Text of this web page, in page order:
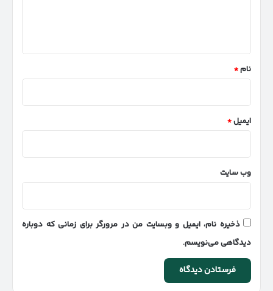
نام*
ایمیل*
وب‌ سایت
ذخیره نام، ایمیل و وبسایت من در مرورگر برای زمانی که دوباره
دیدگاهی می‌نویسم.